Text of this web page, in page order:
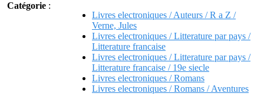
Catégorie :
Livres electroniques / Auteurs / R a Z /
Verne, Jules
Livres electroniques / Litterature par pays /
Litterature francaise
Livres electroniques / Litterature par pays /
Litterature francaise / 19e siecle
Livres electroniques / Romans
Livres electroniques / Romans / Aventures